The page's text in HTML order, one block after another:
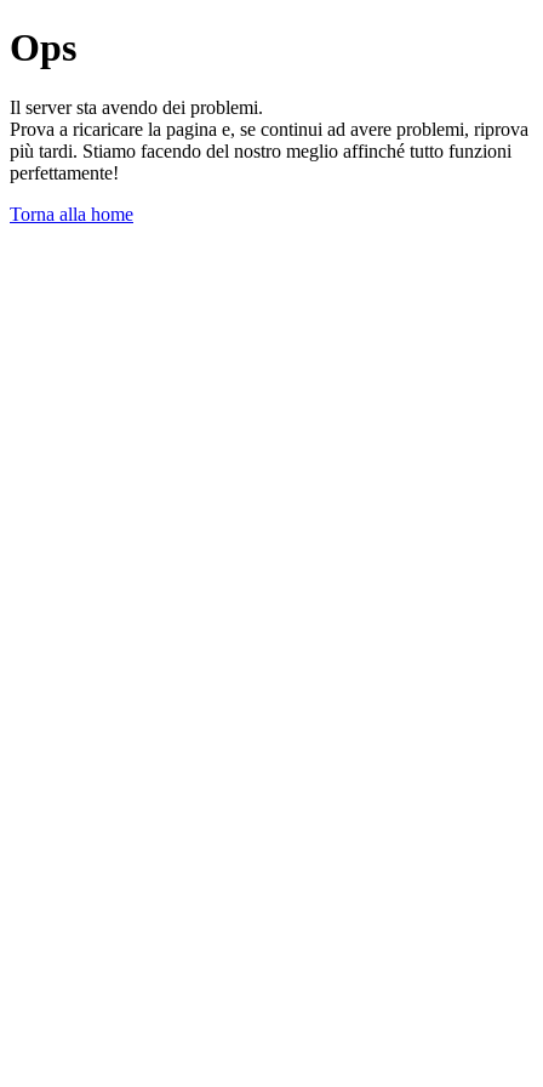
Ops
Il server sta avendo dei problemi.
Prova a ricaricare la pagina e, se continui ad avere problemi, riprova
più tardi. Stiamo facendo del nostro meglio affinché tutto funzioni
perfettamente!
Torna alla home